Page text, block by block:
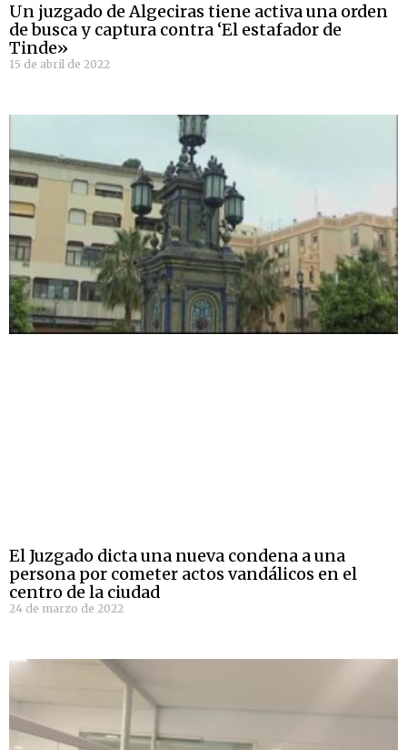
Un juzgado de Algeciras tiene activa una orden
de busca y captura contra ‘El estafador de
Tinde»
15 de abril de 2022
El Juzgado dicta una nueva condena a una
persona por cometer actos vandálicos en el
centro de la ciudad
24 de marzo de 2022